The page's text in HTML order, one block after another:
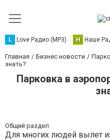
L Love Радио (MP3) Н Наше
Главная Бизнес новости
знать?
Парковка в
Общий раздел
Для многих людей вылет